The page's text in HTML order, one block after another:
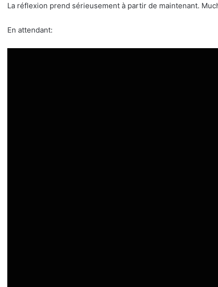
La réflexion prend sérieusement à partir de maintenant.
En attendant: